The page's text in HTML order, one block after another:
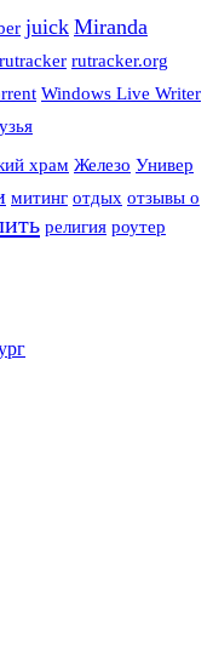
juick Miranda
rutracker rutracker.org
Windows Live Writer
храм Железо Универ
митинг отдых отзывы о
религия роутер